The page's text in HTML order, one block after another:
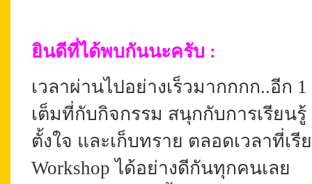
ยินดีที่ได้พบกันนะครับ :
เวลาผ่านไปอย่างเร็วมากกกก..อีก
เต็มที่กับกิจกรรม สนุกกับการเรียนรู้
ตั้งใจ และเก็บทราย ตลอดเวลาที่เ
Workshop ได้อย่างดีกันทุกคนเลย